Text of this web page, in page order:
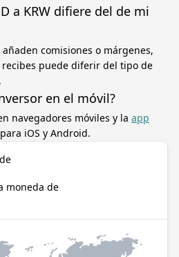
a KRW difiere del de mi
comisiones o márgenes,
puede diferir del tipo de
.
en el móvil?
navegadores móviles y la app
iOS y Android.
moneda de